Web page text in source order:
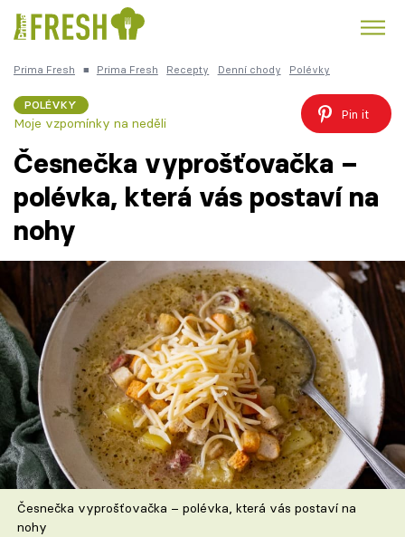
Česká kuchyně Čokoláda
Témata
Recepty
Články
TV Program
Škola vaření
Recepty z TV
Speciál: Cuketa
Prima Fresh ■ Prima Fresh Recepty Denní chody Polévky
POLÉVKY
Moje vzpomínky na neděli
Pin it
Česnečka vyprošťovačka –
polévka, která vás postaví na
nohy
Česnečka vyprošťovačka – polévka, která vás postaví na
nohy